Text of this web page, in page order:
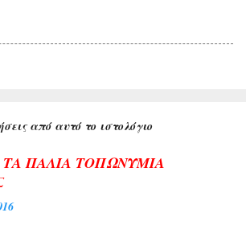
από αυτό το ιστολόγιο
ΠΑΛΙΑ ΤΟΠΩΝΥΜΙΑ